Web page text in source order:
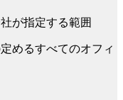
が指定する範囲
めるすべてのオフィ